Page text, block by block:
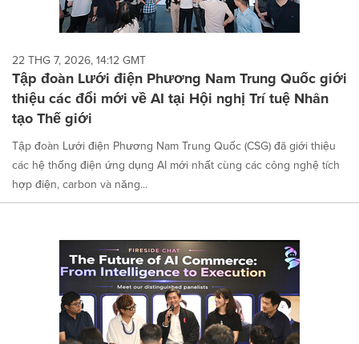
22 THG 7, 2026, 14:12 GMT
Tập đoàn Lưới điện Phương Nam Trung Quốc giới
thiệu các đổi mới về AI tại Hội nghị Trí tuệ Nhân
tạo Thế giới
Tập đoàn Lưới điện Phương Nam Trung Quốc (CSG) đã giới thiệu
các hệ thống điện ứng dụng AI mới nhất cùng các công nghệ tích
hợp điện, carbon và năng...